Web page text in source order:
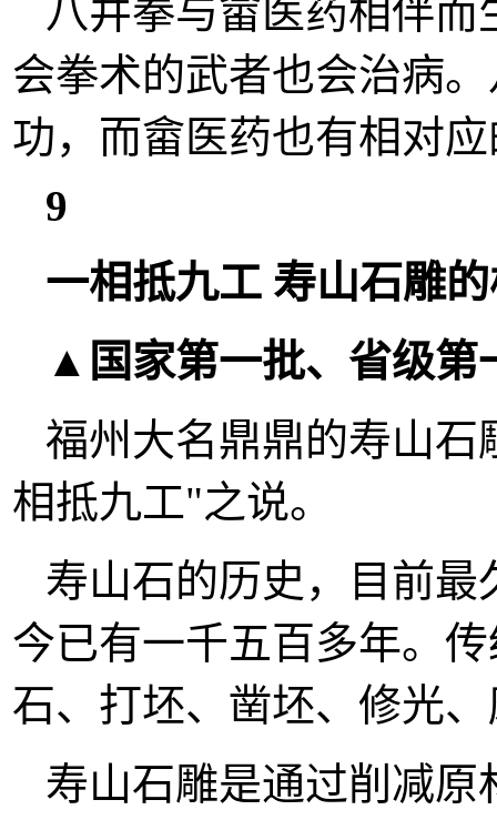
八井拳与畲医药相伴
会拳术的武者也会治病
功，而畲医药也有相对
9
一相抵九工 寿山石雕
▲国家第一批、省级第
福州大名鼎鼎的寿山
相抵九工"之说。
寿山石的历史，目前
今已有一千五百多年。
石、打坯、凿坯、修光
寿山石雕是通过削减原